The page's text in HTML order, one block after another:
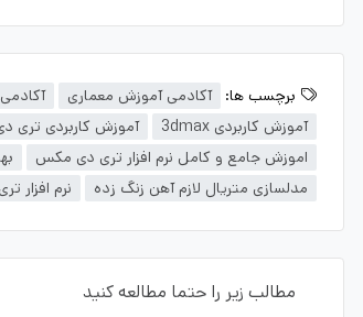
برچسب ها: آکادمی آموزش معماری
آموزش کاربردی 3dmax
آموزش کاربردی تری
اموزش جامع و کامل نرم افزار تری دی مکس
مدلسازی متریال لازم آهن زنگ زده
نرم افزار
مطالب زیر را حتما مطالعه کنید